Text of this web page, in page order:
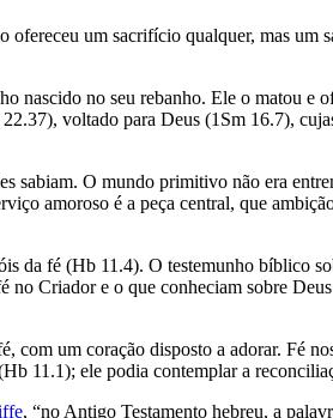
um sacrifício qualquer, mas um
no seu rebanho. Ele o matou e
voltado para Deus (1Sm 16.7),
sabiam. O mundo primitivo não era
amoroso é a peça central, que
da fé (Hb 11.4). O testemunho bíblico
Criador e o que conheciam sobre
um coração disposto a adorar. Fé
11.1); ele podia contemplar a
, “no Antigo Testamento hebreu, a